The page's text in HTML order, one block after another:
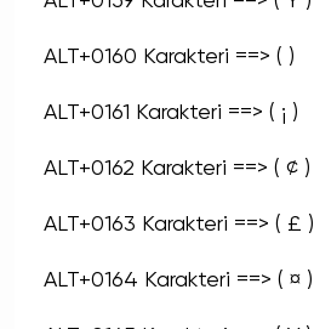
ALT+0160 Karakteri ==> ( )
ALT+0161 Karakteri ==> ( ¡ )
ALT+0162 Karakteri ==> ( ¢ )
ALT+0163 Karakteri ==> ( £ )
ALT+0164 Karakteri ==> ( ¤ )